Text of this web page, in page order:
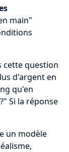
main"
cette question
d'argent en
qu'en
Si la réponse
un modèle